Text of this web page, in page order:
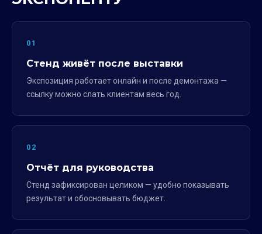
01
Стенд живёт после выставки
Экспозиция работает онлайн и после демонтажа —
ссылку можно слать клиентам весь год.
02
Отчёт для руководства
Стенд зафиксирован целиком — удобно показывать
результат и обосновывать бюджет.